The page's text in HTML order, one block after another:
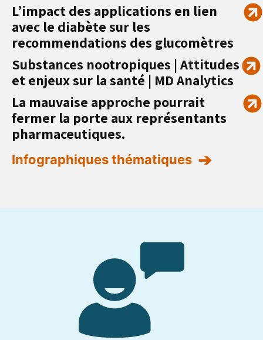
L’impact des applications en lien
avec le diabète sur les
recommendations des glucomètres
Substances nootropiques | Attitudes
et enjeux sur la santé | MD Analytics
La mauvaise approche pourrait
fermer la porte aux représentants
pharmaceutiques.
Infographiques thématiques